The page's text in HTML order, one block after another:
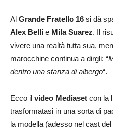
Al Grande Fratello 16 si dà
Alex Belli e Mila Suarez. Il
vivere una realtà tutta sua,
marocchine continua a dirgli: “
dentro una stanza di albergo“.
Ecco il video Mediaset con la
trasformatasi in una sorta di
la modella (adesso nel cast